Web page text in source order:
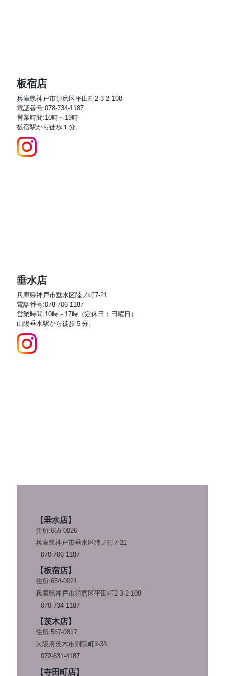
板宿店
兵庫県神戸市須磨区平田町2-3-2-108
電話番号:078-734-1187
営業時間:10時～19時
板宿駅から徒歩１分。
垂水店
兵庫県神戸市垂水区陸ノ町7-21
電話番号:078-706-1187
営業時間:10時～17時（定休日：日曜日）
山陽垂水駅から徒歩５分。
【垂水店】
住所:655-0026
兵庫県神戸市垂水区陸ノ町7-21
078-706-1187
【板宿店】
住所:654-0021
兵庫県神戸市須磨区平田町2-3-2-108
078-734-1187
【茨木店】
住所:567-0817
大阪府茨木市別院町3-33
072-631-4187
【寺田町店】